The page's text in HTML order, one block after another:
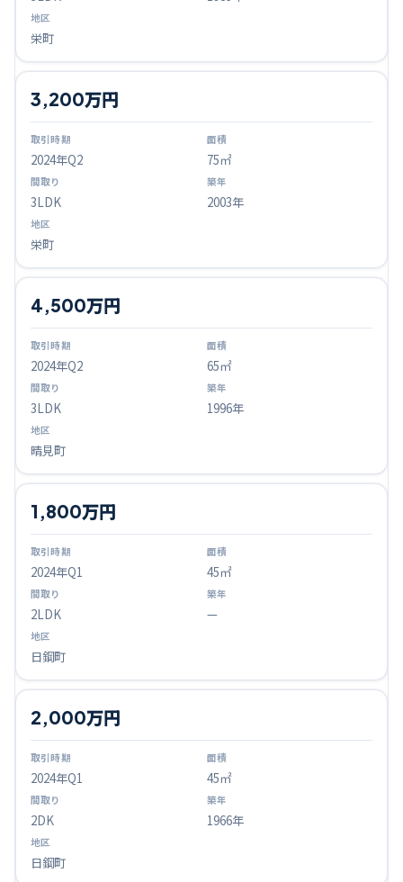
栄町
2024年Q2
3,200万円
75㎡
3LDK 2003年
栄町
2024年Q2
4,500万円
65㎡
3LDK 1996年
晴見町
2024年Q1
1,800万円
45㎡
2LDK —
日鋼町
2024年Q1
2,000万円
45㎡
2DK 1966年
日鋼町